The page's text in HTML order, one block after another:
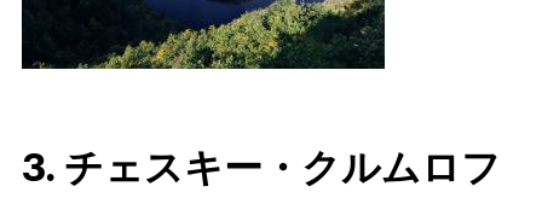
3. チェスキー・クルムロフ